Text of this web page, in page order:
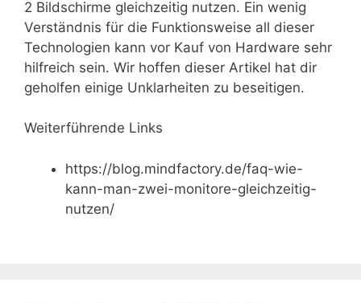
2 Bildschirme gleichzeitig nutzen. Ein wenig
Verständnis für die Funktionsweise all dieser
Technologien kann vor Kauf von Hardware sehr
hilfreich sein. Wir hoffen dieser Artikel hat dir
geholfen einige Unklarheiten zu beseitigen.
Weiterführende Links
https://blog.mindfactory.de/faq-wie-
kann-man-zwei-monitore-gleichzeitig-
nutzen/